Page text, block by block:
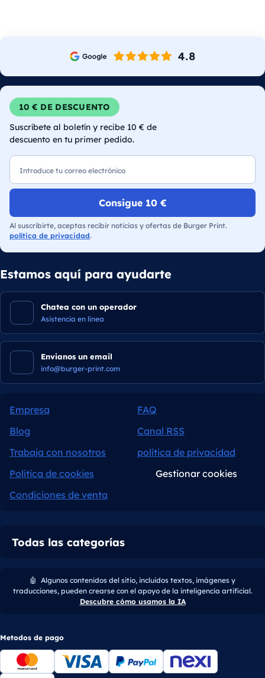
10 € DE DESCUENTO
Suscríbete al boletín y recibe 10 € de
descuento en tu primer pedido.
Consigue 10 €
Al suscribirte, aceptas recibir noticias y ofertas de Burger Print.
política de privacidad.
Estamos aquí para ayudarte
Chatea con un operador
Asistencia en línea
Envianos un email
info@burger-print.com
Empresa
FAQ
Blog
Canal RSS
Trabaja con nosotros
política de privacidad
Política de cookies
Gestionar cookies
Condiciones de venta
Todas las categorías
🤖 Algunos contenidos del sitio, incluidos textos, imágenes y
traducciones, pueden crearse con el apoyo de la inteligencia artificial.
Descubre cómo usamos la IA
Metodos de pago